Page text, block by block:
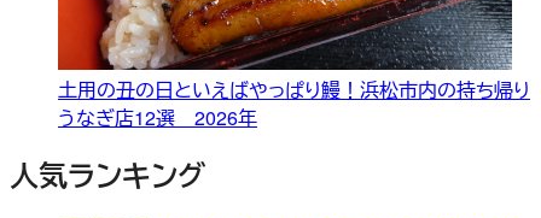
土用の丑の日といえばやっぱり鰻！浜松市内の持ち帰り
うなぎ店12選 2026年
人気ランキング